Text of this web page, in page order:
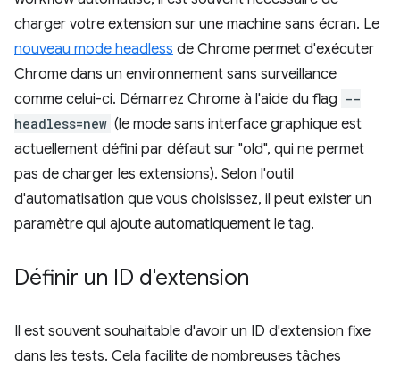
charger votre extension sur une machine sans écran. Le
nouveau mode headless de Chrome permet d'exécuter
Chrome dans un environnement sans surveillance
comme celui-ci. Démarrez Chrome à l'aide du flag --
headless=new (le mode sans interface graphique est
actuellement défini par défaut sur "old", qui ne permet
pas de charger les extensions). Selon l'outil
d'automatisation que vous choisissez, il peut exister un
paramètre qui ajoute automatiquement le tag.
Définir un ID d'extension
Il est souvent souhaitable d'avoir un ID d'extension fixe
dans les tests. Cela facilite de nombreuses tâches